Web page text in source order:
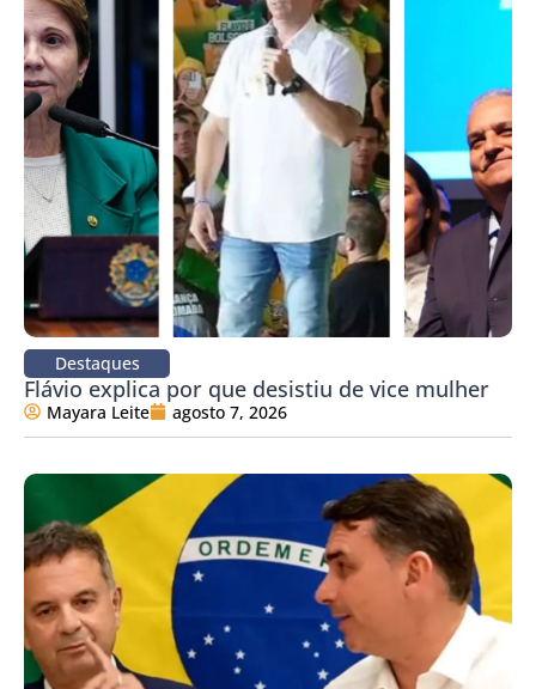
Destaques
Flávio explica por que desistiu de vice mulher
Mayara Leite agosto 7, 2026